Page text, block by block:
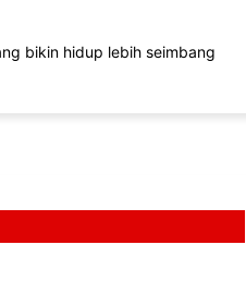
bikin hidup lebih seimbang